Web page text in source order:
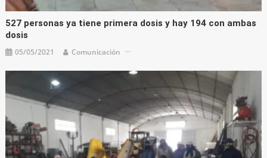
527 personas ya tiene primera dosis y hay 194 con ambas
dosis
05/05/2021 Comunicación